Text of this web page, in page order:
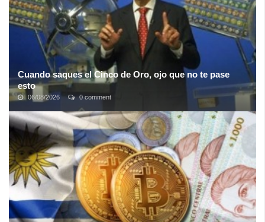
Cuando saques el Cinco de Oro, ojo que no te pase
esto
06/08/2026 0 comment
Todos soñamos con embocarle a esos 5 numeritos maravillosos,
mirar la tele, mirar la boleta y sentir ese instante sublime en que
pasamos de ...